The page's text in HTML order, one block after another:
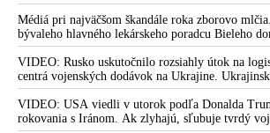
Médiá pri najväčšom škandále roka zborovo
bývaleho hlavného lekárskeho poradcu Bieleho
Fauciho pred výborom amerického Senátu
VIDEO: Rusko uskutočnilo rozsiahly útok na
centrá vojenských dodávok na Ukrajine.
nedokázala počas ničivého nočného útoku na
zachytiť ani jednu ruskú raketu
VIDEO: USA viedli v utorok podľa Donalda
rokovania s Iránom. Ak zlyhajú, sľubuje tvrdý